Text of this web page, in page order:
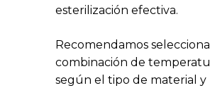
esterilización efectiva.
Recomendamos
combinación de
según el tipo de material y